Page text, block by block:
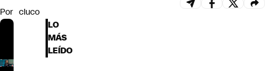
Por cluco
LO
MÁS
LEÍDO